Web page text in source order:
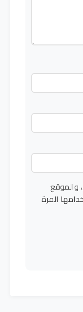
والموقع
المرة